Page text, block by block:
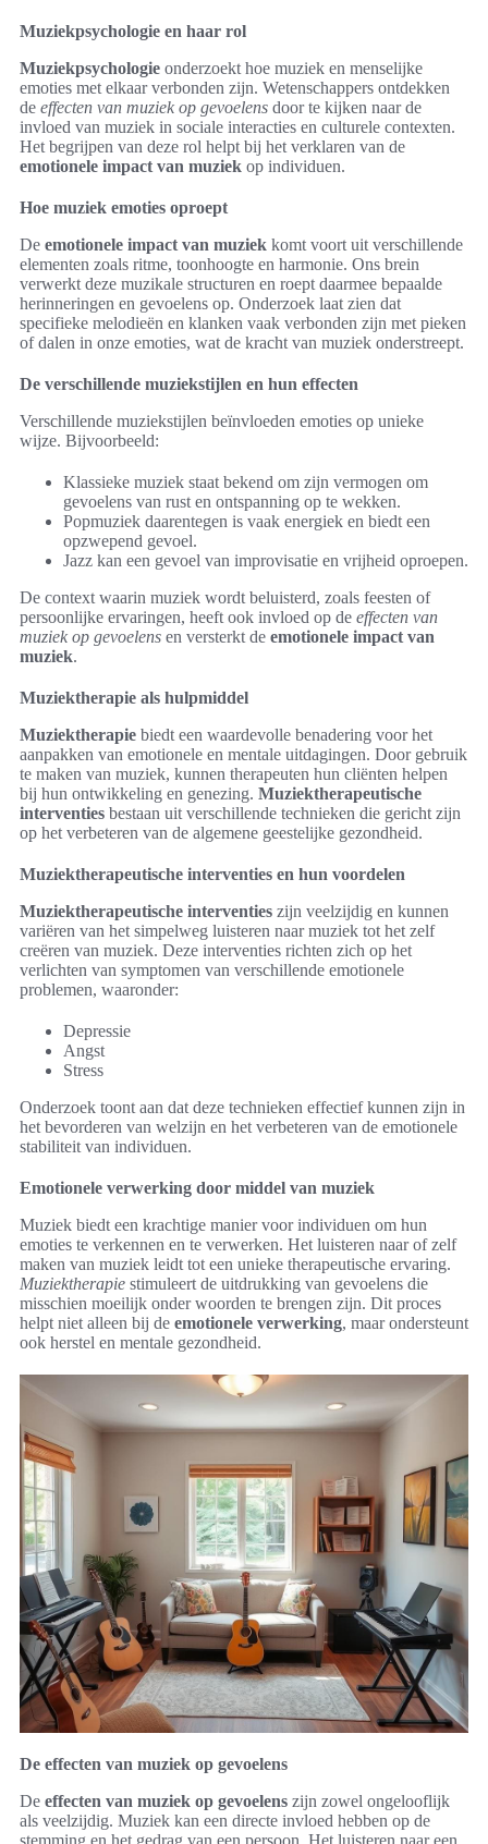
Muziekpsychologie en haar rol
Muziekpsychologie onderzoekt hoe muziek en menselijke
emoties met elkaar verbonden zijn. Wetenschappers ontdekken
de effecten van muziek op gevoelens door te kijken naar de
invloed van muziek in sociale interacties en culturele contexten.
Het begrijpen van deze rol helpt bij het verklaren van de
emotionele impact van muziek op individuen.
Hoe muziek emoties oproept
De emotionele impact van muziek komt voort uit verschillende
elementen zoals ritme, toonhoogte en harmonie. Ons brein
verwerkt deze muzikale structuren en roept daarmee bepaalde
herinneringen en gevoelens op. Onderzoek laat zien dat
specifieke melodieën en klanken vaak verbonden zijn met pieken
of dalen in onze emoties, wat de kracht van muziek onderstreept.
De verschillende muziekstijlen en hun effecten
Verschillende muziekstijlen beïnvloeden emoties op unieke
wijze. Bijvoorbeeld:
Klassieke muziek staat bekend om zijn vermogen om
gevoelens van rust en ontspanning op te wekken.
Popmuziek daarentegen is vaak energiek en biedt een
opzwepend gevoel.
Jazz kan een gevoel van improvisatie en vrijheid oproepen.
De context waarin muziek wordt beluisterd, zoals feesten of
persoonlijke ervaringen, heeft ook invloed op de effecten van
muziek op gevoelens en versterkt de emotionele impact van
muziek.
Muziektherapie als hulpmiddel
Muziektherapie biedt een waardevolle benadering voor het
aanpakken van emotionele en mentale uitdagingen. Door gebruik
te maken van muziek, kunnen therapeuten hun cliënten helpen
bij hun ontwikkeling en genezing. Muziektherapeutische
interventies bestaan uit verschillende technieken die gericht zijn
op het verbeteren van de algemene geestelijke gezondheid.
Muziektherapeutische interventies en hun voordelen
Muziektherapeutische interventies zijn veelzijdig en kunnen
variëren van het simpelweg luisteren naar muziek tot het zelf
creëren van muziek. Deze interventies richten zich op het
verlichten van symptomen van verschillende emotionele
problemen, waaronder:
Depressie
Angst
Stress
Onderzoek toont aan dat deze technieken effectief kunnen zijn in
het bevorderen van welzijn en het verbeteren van de emotionele
stabiliteit van individuen.
Emotionele verwerking door middel van muziek
Muziek biedt een krachtige manier voor individuen om hun
emoties te verkennen en te verwerken. Het luisteren naar of zelf
maken van muziek leidt tot een unieke therapeutische ervaring.
Muziektherapie stimuleert de uitdrukking van gevoelens die
misschien moeilijk onder woorden te brengen zijn. Dit proces
helpt niet alleen bij de emotionele verwerking, maar ondersteunt
ook herstel en mentale gezondheid.
De effecten van muziek op gevoelens
De effecten van muziek op gevoelens zijn zowel ongelooflijk
als veelzijdig. Muziek kan een directe invloed hebben op de